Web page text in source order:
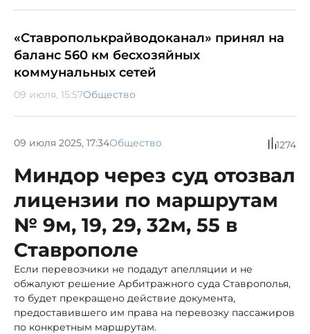
«Ставрополькрайводоканал» принял на
баланс 560 км бесхозяйных
коммунальных сетей
09 июля, 15:57Общество
09 июля 2025, 17:34Общество 1274
Миндор через суд отозвал
лицензии по маршрутам
№ 9м, 19, 29, 32м, 55 в
Ставрополе
Если перевозчики не подадут апелляции и не
обжалуют решение Арбитражного суда Ставрополья,
то будет прекращено действие документа,
предоставившего им права на перевозку пассажиров
по конкретным маршрутам.